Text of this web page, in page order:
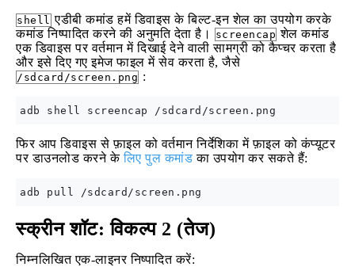
shell एडीबी कमांड हमें डिवाइस के बिल्ट-इन शेल का उपयोग करके
कमांड निष्पादित करने की अनुमति देता है।
screencap शेल कमांड
एक डिवाइस पर वर्तमान में दिखाई देने वाली सामग्री को कैप्चर करता है
और इसे दिए गए इमेज फाइल में सेव करता है, जैसे
/sdcard/screen.png :
फिर आप डिवाइस से फ़ाइल को वर्तमान निर्देशिका में फ़ाइल को कंप्यूटर
पर डाउनलोड करने केलिए पुल कमांड का उपयोग कर सकते हैं:
स्क्रीन शॉट: विकल्प 2 (तेज)
निम्नलिखित एक-लाइनर निष्पादित करें: